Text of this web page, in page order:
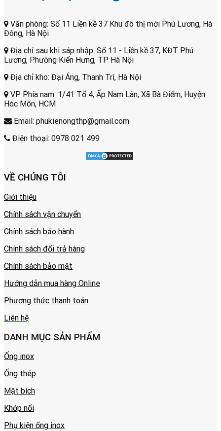
Văn phòng: Số 11 Liền kề 37 Khu đô thị mới Phú Lương, Hà
Đông, Hà Nội
Địa chỉ sau khi sáp nhập: Số 11 - Liền kề 37, KĐT Phú
Lương, Phường Kiến Hưng, TP Hà Nội
Địa chỉ kho: Đại Áng, Thanh Trì, Hà Nội
VP Phía nam: 1/41 Tổ 4, Ấp Nam Lân, Xã Bà Điểm, Huyện
Hóc Môn, HCM
Email: phukienongthp@gmail.com
Điện thoại: 0978 021 499
VỀ CHÚNG TÔI
Giới thiệu
Chính sách vận chuyển
Chính sách bảo hành
Chính sách đổi trả hàng
Chính sách bảo mật
Hướng dẫn mua hàng Online
Phương thức thanh toán
Liên hệ
DANH MỤC SẢN PHẨM
Ống inox
Ống thép
Mặt bích
Khớp nối
Phụ kiện ống inox